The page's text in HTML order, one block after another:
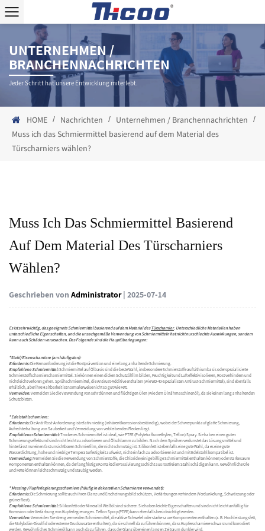
UNTERNEHMEN /
BRANCHENNACHRICHTEN
Jeder Schritt hat unsere Entwicklung miterlebt.
HOME / Nachrichten / Unternehmen / Branchennachrichten /
Muss ich das Schmiermittel basierend auf dem Material des
Türscharniers wählen?
Muss Ich Das Schmiermittel Basierend
Auf Dem Material Des Türscharniers
Wählen?
Geschrieben von Administrator| 2025-07-14
Es ist sehr wichtig, das geeignete Schmiermittel basierend auf dem Material desTürscharnier. Unterschiedliche Materialien haben
unterschiedliche Eigenschaften, und die unsachgemäße Verwendung von Schmiermitteln hat nicht nur schlechte Auswirkungen, sondern
kann auch Schäden verursachen. Das Folgende sind die Hauptüberlegungen:
*Stahl/Eisenscharniere (am häufigsten):
Erfordernis:Die Kernanforderung ist die Rostprävention und eine lang anhaltende Schmierung.
Empfohlene Schmiermittel:Schmiermittel auf Ölbasis sind die beste Wahl, insbesondere Schmierstoffe auf Lithiumbasis oder spezialisierte
Schmierstoffscharnierscharniermittel. Sie können einen dicken Schutzölfilm bilden, Feuchtigkeit und Luft effektiv isolieren, Rost verhindern und
nicht leicht verloren gehen. Sprühschmiermittel, die Antirust-Additive enthalten (wie WD-40-Spezialisten Antirust-Schmiermittel), sind ebenfalls
erhältlich, aber ihre Haltbarkeit ist normalerweise nicht so gut wie Fett.
Vermeiden:Vermeiden Sie die Verwendung von sehr dünnen und flüchtigen Ölen (wie dem Ölnähmaschinenöl), da sie keinen lang anhaltenden
Schutz bieten.
*Edelstahlscharniere:
Erfordernis:Die Anti-Rost-Anforderung ist relativ niedrig (inhärent korrosionsbeständig), wobei der Schwerpunkt auf glatte Schmierung,
Aufrechterhaltung von Sauberkeit und Vermeidung von verbleibenden Flecken liegt.
Empfohlener Schmiermittel:Trockenes Schmiermittel ist ideal, wie PTFE (Polytetrafluorethylen, Teflon) Spray. Sie haben einen guten
Schmierungseffekt und sind nicht leicht zu adsorbieren und Ölschlamm zu bilden. Nach dem Sprühen verdunstet das Lösungsmittel und
hinterlässt nur einen fast unsichtbaren Schmierfilm, der nicht schmutzig ist. Silikonfett ist ebenfalls eine gute Wahl, da es eine gute
Wasserdichtung, hohe und niedrige Temperaturfestigkeit aufweist, nicht einfach zu adsorbieren ist und mit Edelstahl kompatibel ist.
Vermeidung:Vermeiden Sie die Verwendung von Schmierstoffe, die Chloride (einige billige Schmiermittel enthalten können) oder starke saure
Komponenten enthalten können, da der langfristige Kontakt die Passivierungsschicht aus rostfreiem Stahl schädigen kann. Gewöhnliche Öle
und Fette können leicht schmutzig und staubig werden.
*Messing-/Kupferlegierungsscharniere (häufig in dekorativen Scharnieren verwendet):
Erfordernis:Die Schmierung sollte auch ihren Glanz und Erscheinungsbild schützen, Verfärbungen verhindern (Verdunkelung, Schwärzung oder
grüner Rost).
Empfohlene Schmiermittel:Silikonfett oder Mineralöl Weißöl sind sicherer. Sie haben leichte Eigenschaften und sind nicht leicht anfällig für
Korrosion oder Verfärbung von Kupferlegierungen. Teflon Spray (PTFE) kann ebenfalls berücksichtigt werden.
Vermeiden:Vermeiden Sie streng vermeiden Schmiermittel, die aktive Schwefel oder starke saure Komponenten enthalten (z. B. Hochleistungsfett,
die Molybdän-Disulfid oder extreme Druckzusatze enthalten), da sie schnell dazu führen können, dass Kupferscharniere schwarz und korrodiert
werden. Gewöhnliches Schmieröl kann auch dazu führen, dass der Glanz über einen langen Zeitraum dunkler wird.